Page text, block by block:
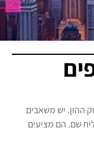
ההון. יש משאבים
שם. הם מציעים